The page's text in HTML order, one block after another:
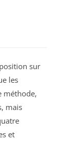
sur
les
méthode,
mais
et